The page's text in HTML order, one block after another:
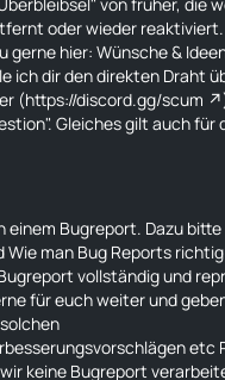
zwar Farmen aber dann
zb. die Bärenfüsse. Mehr
Bauelemente
allem bei Rampen.
haben der auf RP sich
wenn es in den
einen Punkt geben würde
einstellen kann. Ein Bot
eine Funktion was für ansich
sonst keine Funktion des
oder wieder
gerne hier: Wünsche &
ich dir den direkten Draht
(https://discord.gg/scum
Gleiches gilt auch für
einem Bugreport. Dazu bitte
Wie man Bug Reports
vollständig und
für euch weiter und
etc
keine Bugreport